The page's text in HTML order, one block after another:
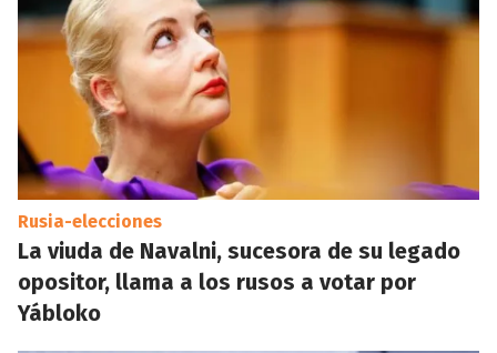
Rusia-elecciones
La viuda de Navalni, sucesora de su legado
opositor, llama a los rusos a votar por
Yábloko